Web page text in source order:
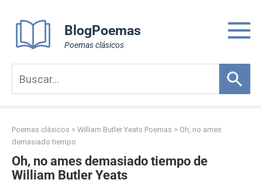
content
BlogPoemas
Poemas clásicos
Poemas clásicos > William Butler Yeats Poemas > Oh, no ames
demasiado tiempo
Oh, no ames demasiado tiempo de
William Butler Yeats